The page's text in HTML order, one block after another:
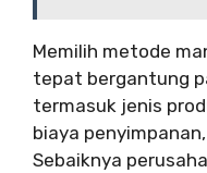
Memilih metode
tepat bergantung
termasuk jenis
biaya
Sebaiknya